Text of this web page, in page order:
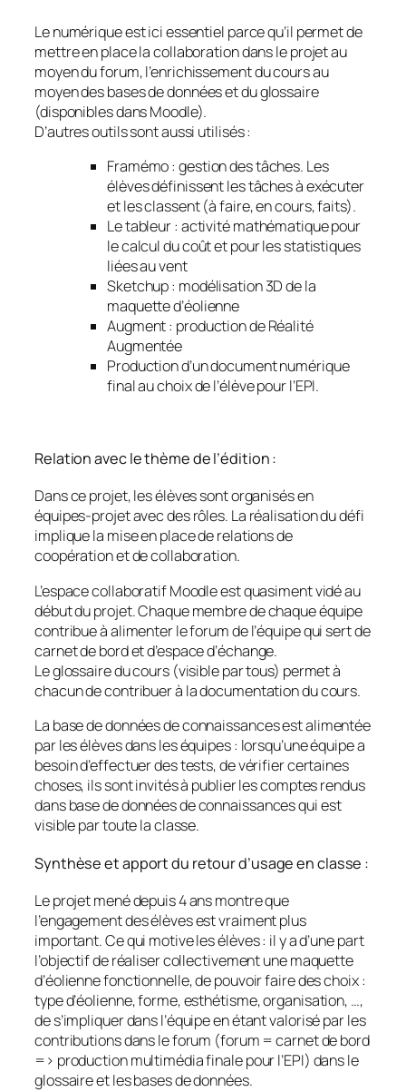
Le numérique est ici essentiel parce qu’il permet de
mettre en place la collaboration dans le projet au
moyen du forum, l’enrichissement du cours au
moyen des bases de données et du glossaire
(disponibles dans Moodle).
D’autres outils sont aussi utilisés :
Framémo : gestion des tâches. Les
élèves définissent les tâches à exécuter
et les classent (à faire, en cours, faits).
Le tableur : activité mathématique pour
le calcul du coût et pour les statistiques
liées au vent
Sketchup : modélisation 3D de la
maquette d’éolienne
Augment : production de Réalité
Augmentée
Production d’un document numérique
final au choix de l’élève pour l’EPI.
Relation avec le thème de l’édition :
Dans ce projet, les élèves sont organisés en
équipes-projet avec des rôles. La réalisation du défi
implique la mise en place de relations de
coopération et de collaboration.
L’espace collaboratif Moodle est quasiment vidé au
début du projet. Chaque membre de chaque équipe
contribue à alimenter le forum de l’équipe qui sert de
carnet de bord et d’espace d’échange.
Le glossaire du cours (visible par tous) permet à
chacun de contribuer à la documentation du cours.
La base de données de connaissances est alimentée
par les élèves dans les équipes : lorsqu’une équipe a
besoin d’effectuer des tests, de vérifier certaines
choses, ils sont invités à publier les comptes rendus
dans base de données de connaissances qui est
visible par toute la classe.
Synthèse et apport du retour d’usage en classe :
Le projet mené depuis 4 ans montre que
l’engagement des élèves est vraiment plus
important. Ce qui motive les élèves : il y a d’une part
l’objectif de réaliser collectivement une maquette
d’éolienne fonctionnelle, de pouvoir faire des choix :
type d’éolienne, forme, esthétisme, organisation, …,
de s’impliquer dans l’équipe en étant valorisé par les
contributions dans le forum (forum = carnet de bord
=> production multimédia finale pour l’EPI) dans le
glossaire et les bases de données.